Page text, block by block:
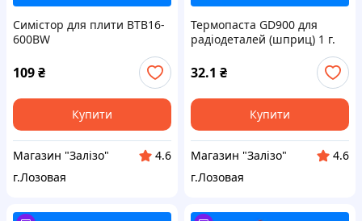
Симістор для плити BTB16-
600BW
109₴
Купити
Магазин "Залізо"
4.6
г.Лозовая
Термопаста GD900 для
радіодеталей (шприц) 1 г.
32.1 ₴
Купити
Магазин "Залізо"
4.6
г.Лозовая